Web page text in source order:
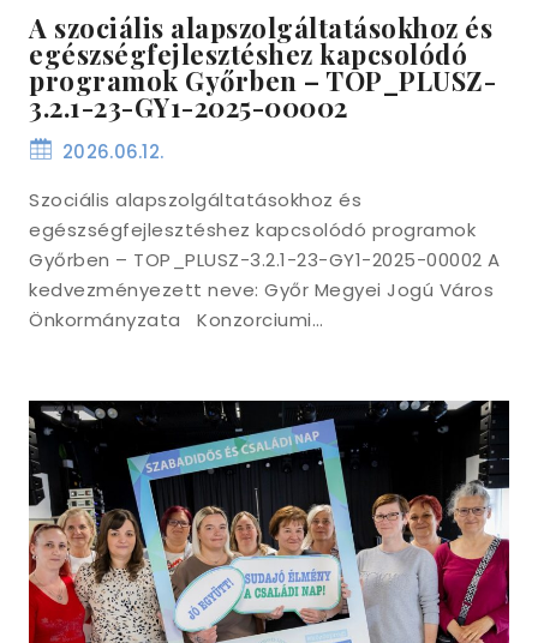
A szociális alapszolgáltatásokhoz és
egészségfejlesztéshez kapcsolódó
programok Győrben – TOP_PLUSZ-
3.2.1-23-GY1-2025-00002
2026.06.12.
Szociális alapszolgáltatásokhoz és
egészségfejlesztéshez kapcsolódó programok
Győrben – TOP_PLUSZ-3.2.1-23-GY1-2025-00002 A
kedvezményezett neve: Győr Megyei Jogú Város
Önkormányzata Konzorciumi…